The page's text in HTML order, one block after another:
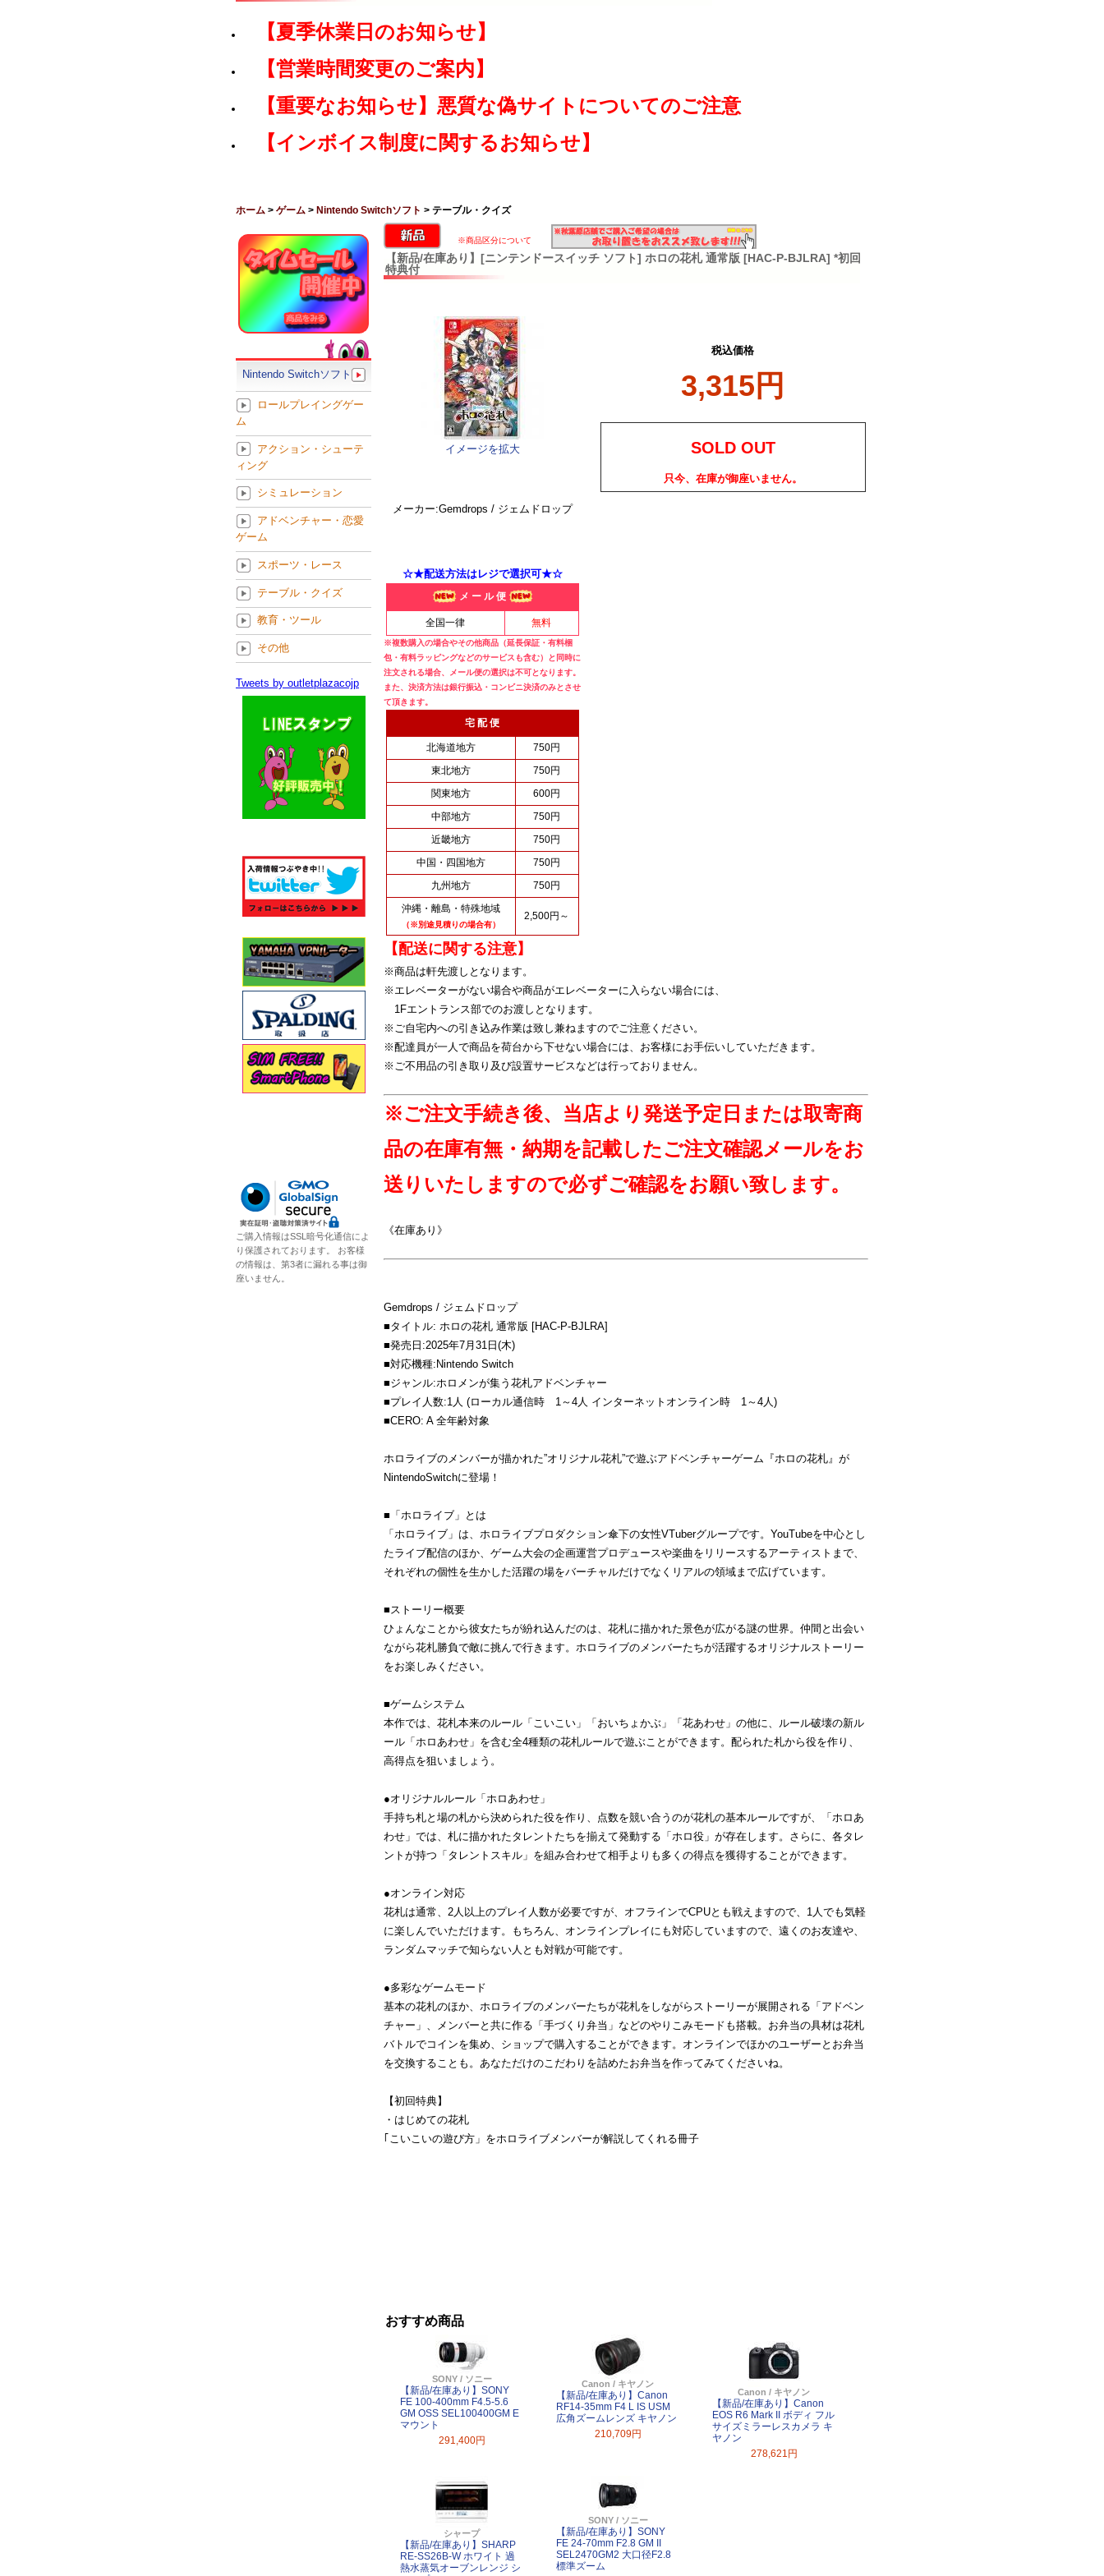
【夏季休業日のお知らせ】
【営業時間変更のご案内】
【重要なお知らせ】悪質な偽サイトについてのご注意
【インボイス制度に関するお知らせ】
ホーム > ゲーム > Nintendo Switchソフト > テーブル・クイズ
※商品区分について
【新品/在庫あり】[ニンテンドースイッチ ソフト] ホロの花札 通常版 [HAC-P-BJLRA] *初回
特典付
イメージを拡大
メーカー:Gemdrops / ジェムドロップ
☆★配送方法はレジで選択可★☆
メ ー ル 便
全国一律 無料
※複数購入の場合やその他商品（延長保証・有料梱
包・有料ラッピングなどのサービスも含む）と同時に
注文される場合、メール便の選択は不可となります。
また、決済方法は銀行振込・コンビニ決済のみとさせ
て頂きます。
宅 配 便
北海道地方
750円
東北地方
750円
関東地方
600円
中部地方
750円
近畿地方
750円
中国・四国地方
750円
九州地方
750円
沖縄・離島・特殊地域
（※別途見積りの場合有）
2,500円～
税込価格
3,315円
SOLD OUT
只今、在庫が御座いません。
【配送に関する注意】
※商品は軒先渡しとなります。
※エレベーターがない場合や商品がエレベーターに入らない場合には、
1Fエントランス部でのお渡しとなります。
※ご自宅内への引き込み作業は致し兼ねますのでご注意ください。
※配達員が一人で商品を荷台から下せない場合には、お客様にお手伝いしていただきます。
※ご不用品の引き取り及び設置サービスなどは行っておりません。
※ご注文手続き後、当店より発送予定日または取寄商
品の在庫有無・納期を記載したご注文確認メールをお
送りいたしますので必ずご確認をお願い致します。
《在庫あり》
Gemdrops / ジェムドロップ
■タイトル: ホロの花札 通常版 [HAC-P-BJLRA]
■発売日:2025年7月31日(木)
■対応機種:Nintendo Switch
■ジャンル:ホロメンが集う花札アドベンチャー
■プレイ人数:1人 (ローカル通信時 1～4人 インターネットオンライン時 1～4人)
■CERO: A 全年齢対象
ホロライブのメンバーが描かれた”オリジナル花札”で遊ぶアドベンチャーゲーム『ホロの花札』が
NintendoSwitchに登場！
■「ホロライブ」とは
「ホロライブ」は、ホロライブプロダクション傘下の女性VTuberグループです。YouTubeを中心とし
たライブ配信のほか、ゲーム大会の企画運営プロデュースや楽曲をリリースするアーティストまで、
それぞれの個性を生かした活躍の場をバーチャルだけでなくリアルの領域まで広げています。
■ストーリー概要
ひょんなことから彼女たちが紛れ込んだのは、花札に描かれた景色が広がる謎の世界。仲間と出会い
ながら花札勝負で敵に挑んで行きます。ホロライブのメンバーたちが活躍するオリジナルストーリー
をお楽しみください。
■ゲームシステム
本作では、花札本来のルール「こいこい」「おいちょかぶ」「花あわせ」の他に、ルール破壊の新ル
ール「ホロあわせ」を含む全4種類の花札ルールで遊ぶことができます。配られた札から役を作り、
高得点を狙いましょう。
●オリジナルルール「ホロあわせ」
手持ち札と場の札から決められた役を作り、点数を競い合うのが花札の基本ルールですが、「ホロあ
わせ」では、札に描かれたタレントたちを揃えて発動する「ホロ役」が存在します。さらに、各タレ
ントが持つ「タレントスキル」を組み合わせて相手よりも多くの得点を獲得することができます。
●オンライン対応
花札は通常、2人以上のプレイ人数が必要ですが、オフラインでCPUとも戦えますので、1人でも気軽
に楽しんでいただけます。もちろん、オンラインプレイにも対応していますので、遠くのお友達や、
ランダムマッチで知らない人とも対戦が可能です。
●多彩なゲームモード
基本の花札のほか、ホロライブのメンバーたちが花札をしながらストーリーが展開される「アドベン
チャー」、メンバーと共に作る「手づくり弁当」などのやりこみモードも搭載。お弁当の具材は花札
バトルでコインを集め、ショップで購入することができます。オンラインでほかのユーザーとお弁当
を交換することも。あなただけのこだわりを詰めたお弁当を作ってみてくださいね。
【初回特典】
・はじめての花札
｢こいこいの遊び方」をホロライブメンバーが解説してくれる冊子
おすすめ商品
SONY / ソニー
【新品/在庫あり】SONY
FE 100-400mm F4.5-5.6
GM OSS SEL100400GM E
マウント
291,400円
Canon / キヤノン
【新品/在庫あり】Canon
RF14-35mm F4 L IS USM
広角ズームレンズ キヤノン
210,709円
Canon / キヤノン
【新品/在庫あり】Canon
EOS R6 Mark II ボディ フル
サイズミラーレスカメラ キ
ヤノン
278,621円
シャープ
【新品/在庫あり】SHARP
RE-SS26B-W ホワイト 過
熱水蒸気オーブンレンジ シ
SONY / ソニー
【新品/在庫あり】SONY
FE 24-70mm F2.8 GM II
SEL2470GM2 大口径F2.8
標準ズーム
Nintendo Switchソフト
ロールプレイングゲー
ム
アクション・シューテ
ィング
シミュレーション
アドベンチャー・恋愛
ゲーム
スポーツ・レース
テーブル・クイズ
教育・ツール
その他
Tweets by outletplazacojp
ご購入情報はSSL暗号化通信によ
り保護されております。 お客様
の情報は、第3者に漏れる事は御
座いません。